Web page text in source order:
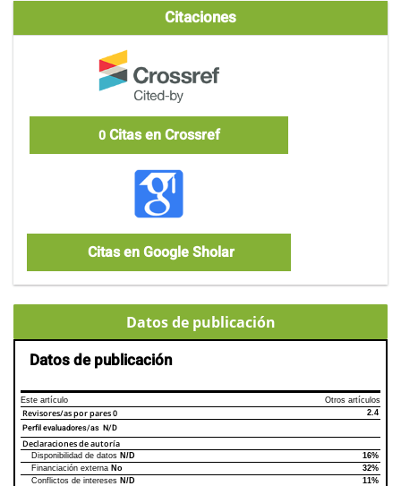
Citaciones
0Citas en Crossref
Citas en Google Sholar
Datos de publicación
Datos de publicación
Este artículo Otros artículos
Revisores/as por pares0 2.4
Perfil evaluadores/as N/D
Declaraciones de autoría
Declaraciones de autoríaEste artículo
Disponibilidad de datos N/D
16%
Financiación externa No
32%
Conflictos de intereses N/D
11%